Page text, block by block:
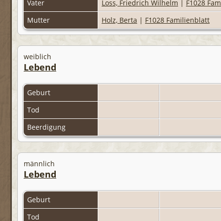
Vater
Loss, Friedrich Wilhelm | F1028
Mutter
Holz, Berta | F1028 Familienblatt
weiblich
Lebend
Geburt
Tod
Beerdigung
männlich
Lebend
Geburt
Tod